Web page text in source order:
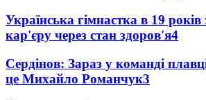
Українська гімнастка в 19
кар'єру через стан здоров'я4
Сердінов: Зараз у команді
це Михайло Романчук3